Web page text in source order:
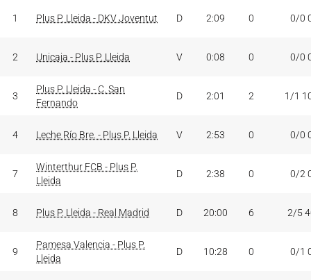
1 Plus P. Lleida - DKV Joventut D 2:09 0 0/0
2 Unicaja - Plus P. Lleida V 0:08 0 0/0
3
Plus P. Lleida - C. San
Fernando
D 2:01 2 1/1
4 Leche Río Bre. - Plus P. Lleida V 2:53 0 0/0
7
Winterthur FCB - Plus P.
Lleida
D 2:38 0 0/2
8 Plus P. Lleida - Real Madrid D 20:00 6 2/5
9
Pamesa Valencia - Plus P.
Lleida
D 10:28 0 0/1